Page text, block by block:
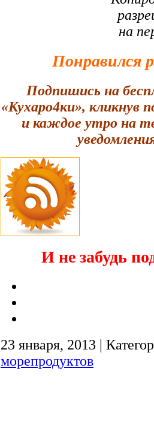
на
Понравился
Подпишись на
«Кухаро4ки», кликнув
и каждое утро на
И не забудь
23 января, 2013 |
морепродуктов